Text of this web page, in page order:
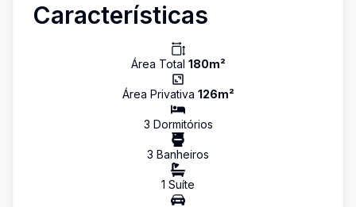
Características
Área Total 180m²
Área Privativa 126m²
3 Dormitórios
3 Banheiros
1 Suíte